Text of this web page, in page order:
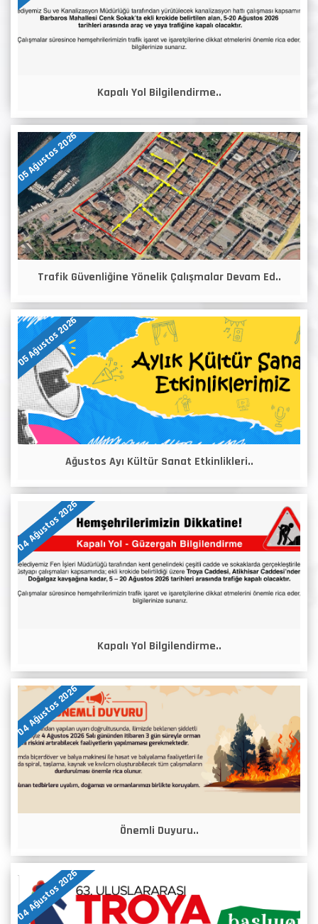
Kapalı Yol Bilgilendirme..
05 Ağustos 2026
Trafik Güvenliğine Yönelik Çalışmalar Devam Ed..
05 Ağustos 2026
Ağustos Ayı Kültür Sanat Etkinlikleri..
04 Ağustos 2026
Kapalı Yol Bilgilendirme..
04 Ağustos 2026
Önemli Duyuru..
04 Ağustos 2026